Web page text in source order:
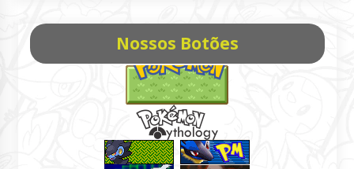
Nossos Botões